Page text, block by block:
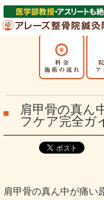
肩甲骨の真ん
フケア完全ガ
肩甲骨の真ん中が痛い